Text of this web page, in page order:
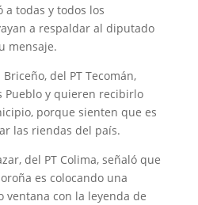
todas y todos los
a respaldar al diputado
mensaje.
del PT Tecomán,
Pueblo y quieren recibirlo
porque sienten que es
las riendas del país.
del PT Colima, señaló que
es colocando una
con la leyenda de